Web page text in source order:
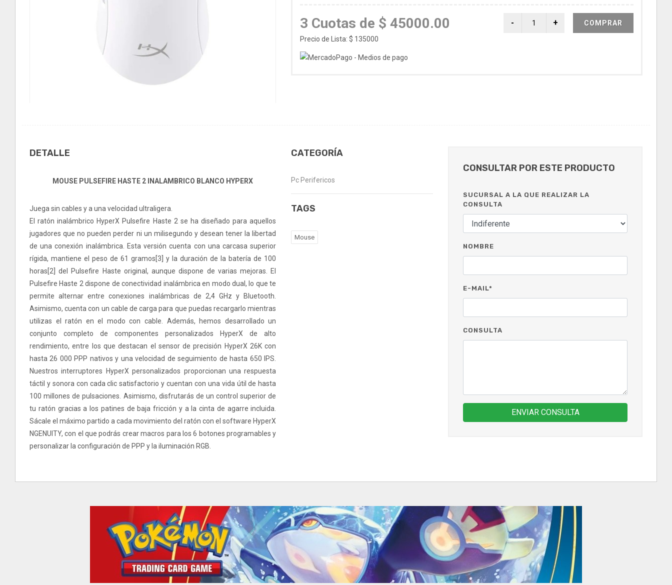
3 Cuotas de $ 45000.00
Precio de Lista: $ 135000
COMPRAR
DETALLE
MOUSE PULSEFIRE HASTE 2 INALAMBRICO BLANCO HYPERX
Juega sin cables y a una velocidad ultraligera.
El ratón inalámbrico HyperX Pulsefire Haste 2 se ha diseñado para aquellos
jugadores que no pueden perder ni un milisegundo y desean tener la libertad
de una conexión inalámbrica. Esta versión cuenta con una carcasa superior
rígida, mantiene el peso de 61 gramos[3] y la duración de la batería de 100
horas[2] del Pulsefire Haste original, aunque dispone de varias mejoras. El
Pulsefire Haste 2 dispone de conectividad inalámbrica en modo dual, lo que te
permite alternar entre conexiones inalámbricas de 2,4 GHz y Bluetooth.
Asimismo, cuenta con un cable de carga para que puedas recargarlo mientras
utilizas el ratón en el modo con cable. Además, hemos desarrollado un
conjunto completo de componentes personalizados HyperX de alto
rendimiento, entre los que destacan el sensor de precisión HyperX 26K con
hasta 26 000 PPP nativos y una velocidad de seguimiento de hasta 650 IPS.
Nuestros interruptores HyperX personalizados proporcionan una respuesta
táctil y sonora con cada clic satisfactorio y cuentan con una vida útil de hasta
100 millones de pulsaciones. Asimismo, disfrutarás de un control superior de
tu ratón gracias a los patines de baja fricción y a la cinta de agarre incluida.
Sácale el máximo partido a cada movimiento del ratón con el software HyperX
NGENUITY, con el que podrás crear macros para los 6 botones programables y
personalizar la configuración de PPP y la iluminación RGB.
CATEGORÍA
Pc Perifericos
TAGS
Mouse
CONSULTAR POR ESTE PRODUCTO
SUCURSAL A LA QUE REALIZAR LA
CONSULTA
NOMBRE
E-MAIL*
CONSULTA
ENVIAR CONSULTA